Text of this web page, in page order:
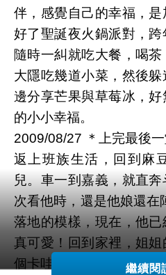
伴，感覺自己的幸福，
好了聖誕夜火鍋派對，跨
隨時一糾就吃大餐，喝
大隱吃幾道小菜，然後
邊分享芒果與草莓冰，
的小小幸福。
2009/08/27 ＊上完最後
返上班族生活，回到麻
兒。車一到嘉義，就直
次看他時，還是他娘還在
落地的模樣，現在，他已
真可愛！回到家裡，姐
個卡哇伊，真是充滿保姆
繼續閱